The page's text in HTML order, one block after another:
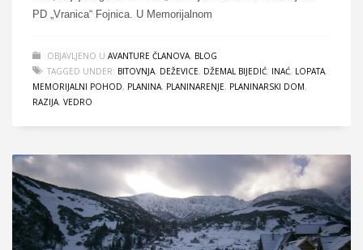
PD „Vranica“ Fojnica. U Memorijalnom
OBJAVLJENO U AVANTURE ČLANOVA, BLOG
TAGGED UNDER: BITOVNJA, DEŽEVICE, DŽEMAL BIJEDIĆ, INAĆ, LOPATA,
MEMORIJALNI POHOD, PLANINA, PLANINARENJE, PLANINARSKI DOM,
RAZIJA, VEDRO